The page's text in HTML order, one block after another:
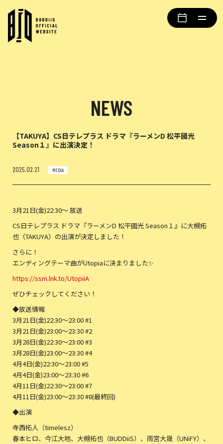
NEWS
【TAKUYA】CS日テレプラス ドラマ『ラーメンD 松平國光
Season１』に出演決定！
2025.02.21 MEDIA
3月21日(金)22:30～ 放送
CS日テレプラス ドラマ『ラーメンD 松平國光 Season１』に大槻拓
也（TAKUYA）の出演が決定しました！
さらに！
エンディングテーマ曲がÜtopiaに決まりました✨
https://ssm.lnk.to/UtopiiA
ぜひチェックしてください！
◆放送情報
3月21日(金)22:30〜23:00 #1
3月21日(金)23:00〜23:30 #2
3月28日(金)22:30〜23:00 #3
3月28日(金)23:00〜23:30 #4
4月4日(金)22:30〜23:00 #5
4月4日(金)23:00〜23:30 #6
4月11日(金)22:30〜23:00 #7
4月11日(金)23:00〜23:30 #8(最終回)
◆出演
寺西拓人（timelesz）
春本ヒロ、今江大地、大槻拓也（BUDDiiS）、雨宮大晟（UNiFY）、